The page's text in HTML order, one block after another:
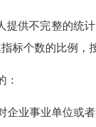
不完整的统计
标个数的比例，
业事业单位或者